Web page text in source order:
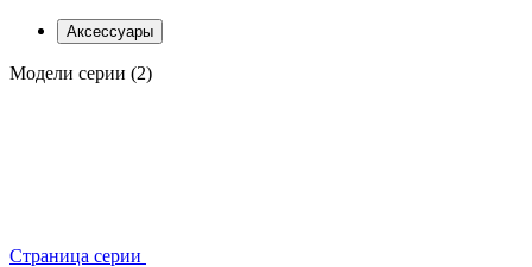
Аксессуары
Модели серии (2)
Страница серии